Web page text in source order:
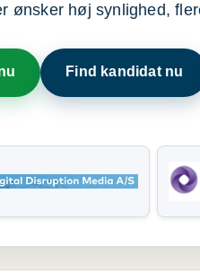
ønsker høj synlighed,
Find kandidat nu